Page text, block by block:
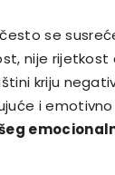
se
nije
kriju
i emotivno